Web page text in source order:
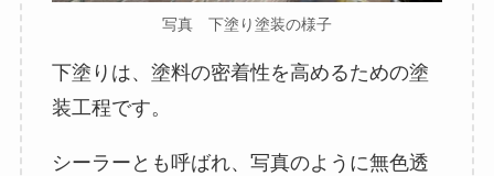
写真 下塗り塗装の様子
下塗りは、塗料の密着性を高めるための塗
装工程です。
シーラーとも呼ばれ、写真のように無色透